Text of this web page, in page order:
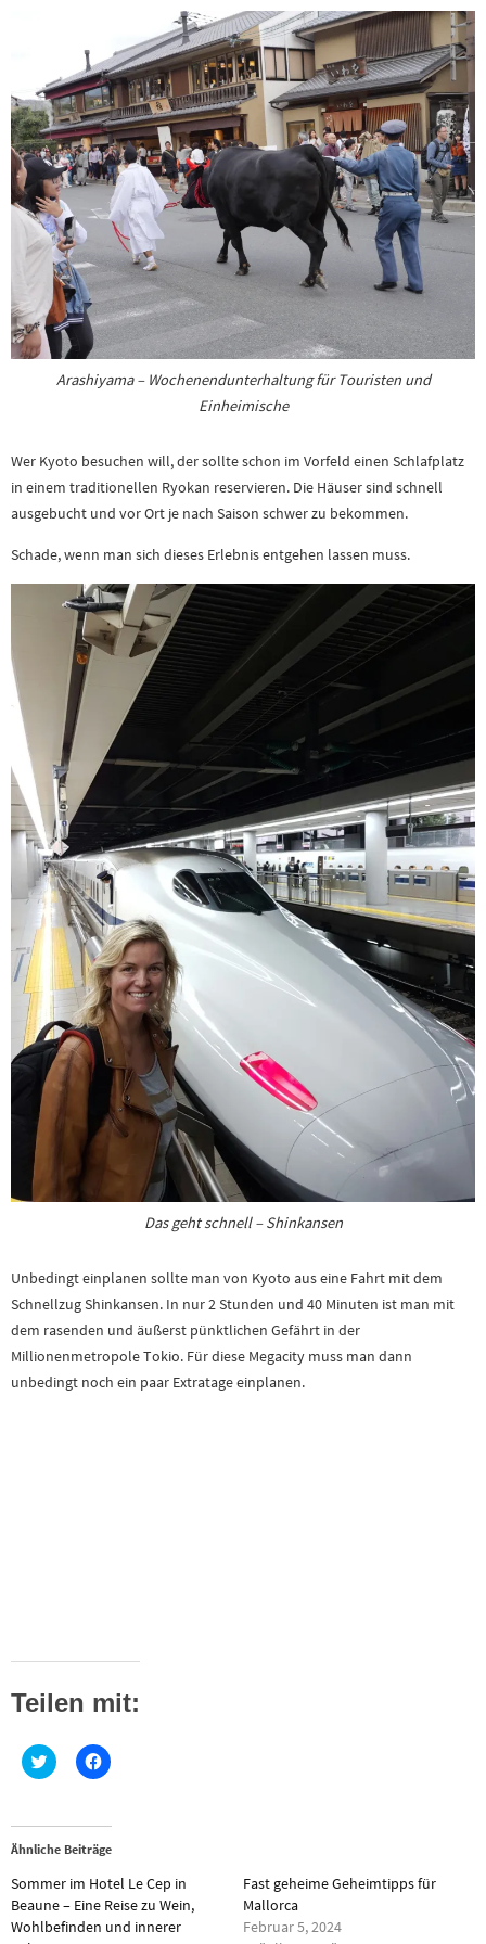
Arashiyama – Wochenendunterhaltung für Touristen und
Einheimische
Wer Kyoto besuchen will, der sollte schon im Vorfeld einen Schlafplatz
in einem traditionellen Ryokan reservieren. Die Häuser sind schnell
ausgebucht und vor Ort je nach Saison schwer zu bekommen.
Schade, wenn man sich dieses Erlebnis entgehen lassen muss.
Das geht schnell – Shinkansen
Unbedingt einplanen sollte man von Kyoto aus eine Fahrt mit dem
Schnellzug Shinkansen. In nur 2 Stunden und 40 Minuten ist man mit
dem rasenden und äußerst pünktlichen Gefährt in der
Millionenmetropole Tokio. Für diese Megacity muss man dann
unbedingt noch ein paar Extratage einplanen.
Teilen mit:
K
l
,
u
m
b
e
r
T
K
l
,
u
m
u
f
F
a
Ähnliche Beiträge
Sommer im Hotel Le Cep in
Beaune – Eine Reise zu Wein,
Wohlbefinden und innerer
Fast geheime Geheimtipps für
Mallorca
Februar 5, 2024